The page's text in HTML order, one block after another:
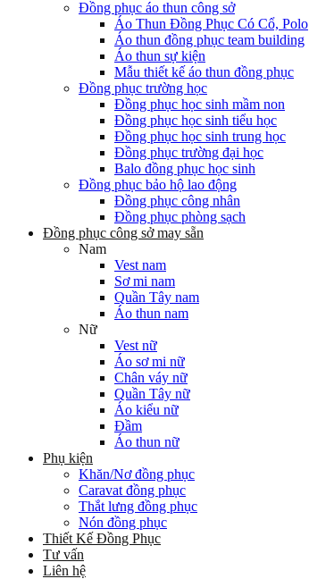
Đồng phục áo thun công sở
Áo Thun Đồng Phục Có Cổ, Polo
Áo thun đồng phục team building
Áo thun sự kiện
Mẫu thiết kế áo thun đồng phục
Đồng phục trường học
Đồng phục học sinh mầm non
Đồng phục học sinh tiểu học
Đồng phục học sinh trung học
Đồng phục trường đại học
Balo đồng phục học sinh
Đồng phục bảo hộ lao động
Đồng phục công nhân
Đồng phục phòng sạch
Đồng phục công sở may sẵn
Nam
Vest nam
Sơ mi nam
Quần Tây nam
Áo thun nam
Nữ
Vest nữ
Áo sơ mi nữ
Chân váy nữ
Quần Tây nữ
Áo kiểu nữ
Đầm
Áo thun nữ
Phụ kiện
Khăn/Nơ đồng phục
Caravat đồng phục
Thắt lưng đồng phục
Nón đồng phục
Thiết Kế Đồng Phục
Tư vấn
Liên hệ